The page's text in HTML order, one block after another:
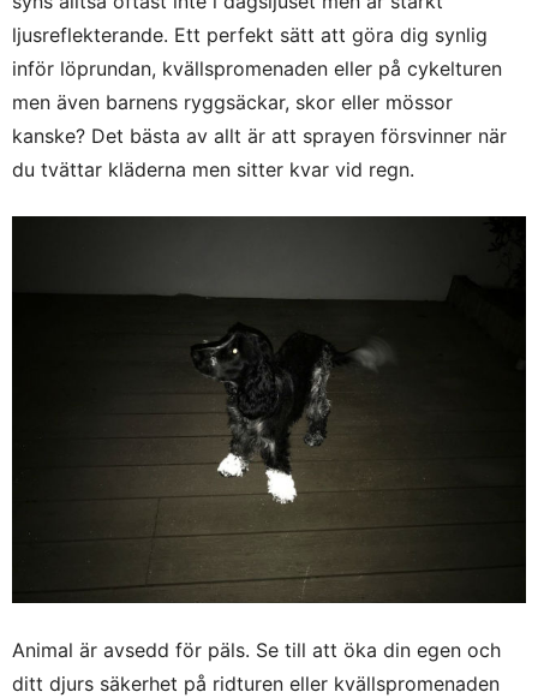
ljusreflekterande. Ett perfekt sätt att göra dig synlig
inför löprundan, kvällspromenaden eller på cykelturen
men även barnens ryggsäckar, skor eller mössor
kanske? Det bästa av allt är att sprayen försvinner när
du tvättar kläderna men sitter kvar vid regn.
Animal är avsedd för päls. Se till att öka din egen och
ditt djurs säkerhet på ridturen eller kvällspromenaden